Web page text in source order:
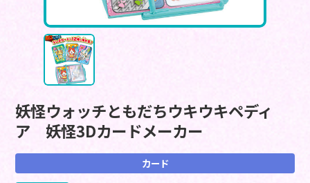
妖怪ウォッチともだちウキウキペディ
ア 妖怪3Dカードメーカー
カード